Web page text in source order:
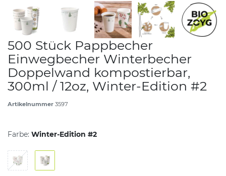
500 Stück Pappbecher
Einwegbecher Winterbecher
Doppelwand kompostierbar,
300ml / 12oz, Winter-Edition #2
Artikelnummer 3597
Farbe: Winter-Edition #2